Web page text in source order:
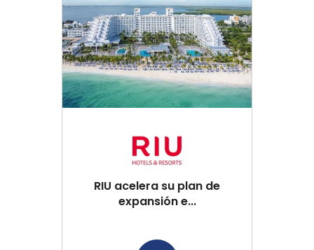
RIU acelera su plan de
expansión e...